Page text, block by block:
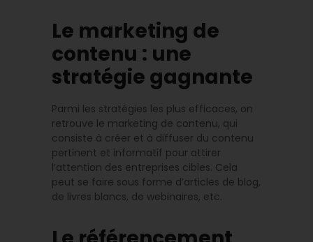
Le marketing de
contenu : une
stratégie gagnante
Parmi les stratégies les plus efficaces, on
retrouve le marketing de contenu, qui
consiste à créer et à diffuser du contenu
pertinent et informatif pour attirer
l’attention des entreprises cibles. Cela
peut se faire sous forme d’articles de blog,
de livres blancs, de webinaires, etc.